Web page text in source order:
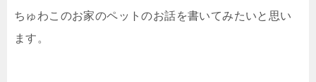
ちゅわこのお家のペットのお話を書いてみたいと思い
ます。